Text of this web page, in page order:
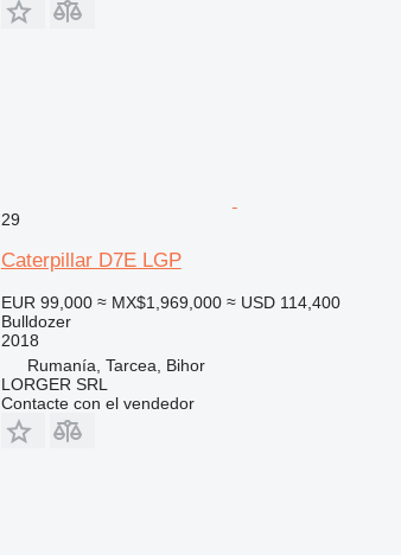
29
Caterpillar D7E LGP
EUR 99,000 ≈ MX$1,969,000 ≈ USD 114,400
Bulldozer
2018
Rumanía, Tarcea, Bihor
LORGER SRL
Contacte con el vendedor